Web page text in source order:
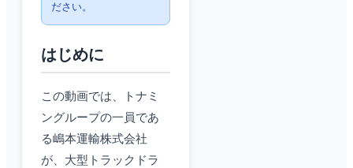
ださい。
はじめに
この動画では、トナミ
ングループの一員であ
る嶋本運輸株式会社
が、大型トラックドラ